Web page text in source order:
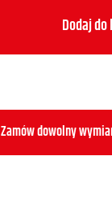
Dodaj
Zamów dowolny